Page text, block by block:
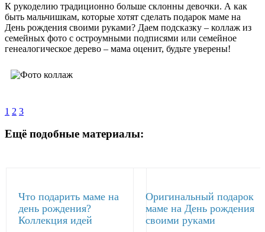
К рукоделию традиционно больше склонны девочки. А как
быть мальчишкам, которые хотят сделать подарок маме на
День рождения своими руками? Даем подсказку – коллаж из
семейных фото с остроумными подписями или семейное
генеалогическое дерево – мама оценит, будьте уверены!
1 2 3
Ещё подобные материалы:
Что подарить маме на
день рождения?
Коллекция идей
Оригинальный подарок
маме на День рождения
своими руками